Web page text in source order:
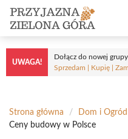
Przejdź
treści
UWAGA!
Dołącz do nowej grupy
Sprzedam | Kupię |
Strona główna / Dom i Ogród
Ceny budowy w Polsce